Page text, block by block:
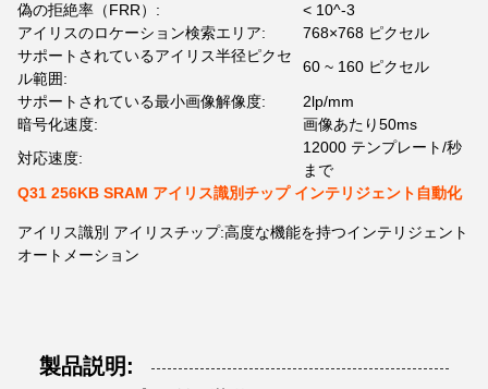
偽の拒絶率（FRR）:
< 10^-3
アイリスのロケーション検索エリア:
768×768 ピクセル
サポートされているアイリス半径ピクセ
ル範囲:
60 ~ 160 ピクセル
サポートされている最小画像解像度:
2lp/mm
暗号化速度:
画像あたり50ms
対応速度:
12000 テンプレート/秒
まで
Q31 256KB SRAM アイリス識別チップ インテリジェント自動化
アイリス識別 アイリスチップ:高度な機能を持つインテリジェント
オートメーション
製品説明: